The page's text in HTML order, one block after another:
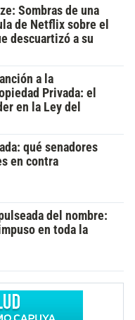
Sombras de una
de Netflix sobre el
descuartizó a su
a la
Privada: el
en la Ley del
qué senadores
en contra
del nombre:
en toda la